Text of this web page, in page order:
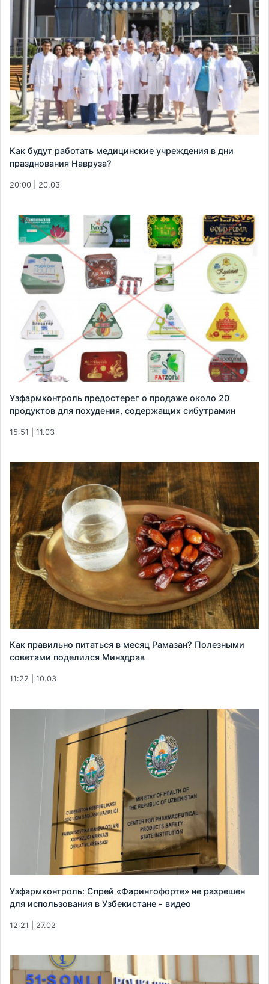
Как будут работать медицинские учреждения в дни
празднования Навруза?
20:00 | 20.03
Узфармконтроль предостерег о продаже около 20
продуктов для похудения, содержащих сибутрамин
15:51 | 11.03
Как правильно питаться в месяц Рамазан? Полезными
советами поделился Минздрав
11:22 | 10.03
Узфармконтроль: Спрей «Фарингофорте» не разрешен
для использования в Узбекистане - видео
12:21 | 27.02